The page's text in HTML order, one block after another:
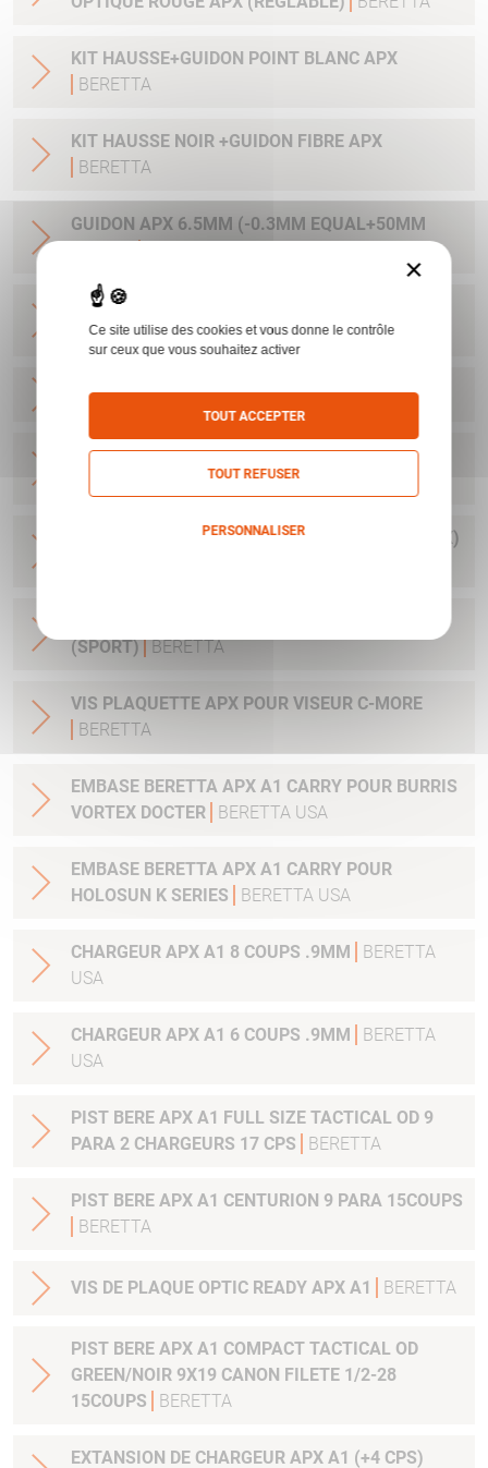
KIT HAUSSE+GUIDON POINT BLANC APX
BERETTA
KIT HAUSSE NOIR +GUIDON FIBRE APX
BERETTA
GUIDON APX 6.5MM (-0.3MM EQUAL+50MM
GUIDON APX 7.4MM (-0.6MM EQUAL +100MM
AT25M) BERETTA
KIT SURETE AMBIDEXTRE APX BERETTA
HAUSSE FIXE APX POINT BLANC POUR ARME
AVEC SILENCIEUX BERETTA
GUIDON APX RED DOT (ARME AVEC SILENCIEUX)
(SPORT) BERETTA
VIS PLAQUETTE APX POUR VISEUR C-MORE
BERETTA
EMBASE BERETTA APX A1 CARRY POUR BURRIS
VORTEX DOCTER
BERETTA USA
EMBASE BERETTA APX A1 CARRY POUR
HOLOSUN K SERIES
BERETTA USA
CHARGEUR APX A1 8 COUPS .9MM
BERETTA
USA
CHARGEUR APX A1 6 COUPS .9MM
BERETTA
USA
PIST BERE APX A1 FULL SIZE TACTICAL OD 9
PARA 2 CHARGEURS 17 CPS
BERETTA
PIST BERE APX A1 CENTURION 9 PARA 15COUPS
BERETTA
VIS DE PLAQUE OPTIC READY APX A1 BERETTA
PIST BERE APX A1 COMPACT TACTICAL OD
GREEN/NOIR 9X19 CANON FILETE 1/2-28
15COUPS
BERETTA
EXTANSION DE CHARGEUR APX A1 (+4 CPS)
×
Ce site utilise des cookies et vous donne le contrôle
sur ceux que vous souhaitez activer
TOUT ACCEPTER
TOUT REFUSER
PERSONNALISER